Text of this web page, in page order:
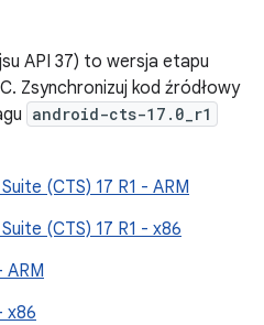
API 37) to wersja etapu
Zsynchronizuj kod źródłowy
android-cts-17.0_r1
(CTS) 17 R1 - ARM
(CTS) 17 R1 - x86
ARM
x86